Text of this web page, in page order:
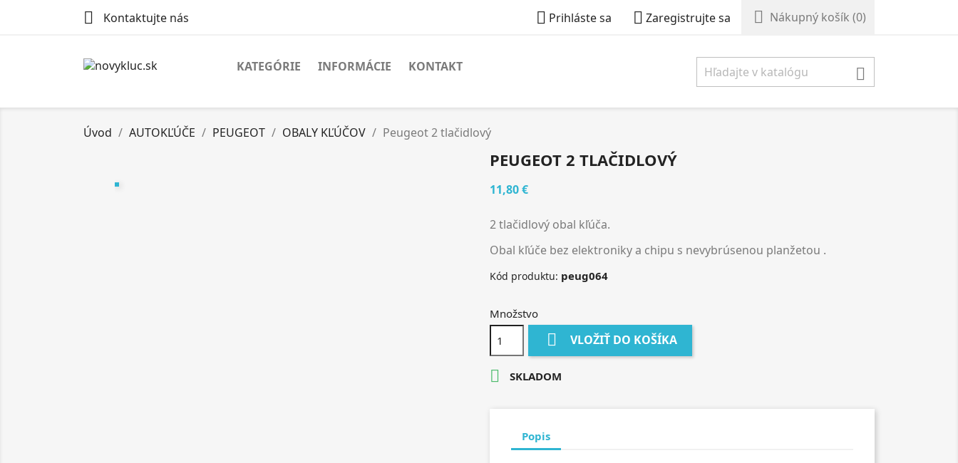
 Kontaktujte nás  Prihláste sa  Zaregistrujte sa  Nákupný košík (0)
KATEGÓRIE INFORMÁCIE KONTAKT 
Úvod AUTOKĽÚČE PEUGEOT OBALY KĽÚČOV Peugeot 2 tlačidlový
PEUGEOT 2 TLAČIDLOVÝ
11,80 €
2 tlačidlový obal kľúča.
Obal kľúče bez elektroniky a chipu s nevybrúsenou planžetou .
Kód produktu: peug064
Množstvo
 VLOŽIŤ DO KOŠÍKA
 SKLADOM
Popis